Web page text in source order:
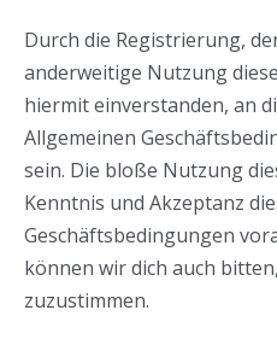
Durch die Registrierung,
anderweitige Nutzung
hiermit einverstanden, an
Allgemeinen
sein. Die bloße Nutzung
Kenntnis und Akzeptanz
Geschäftsbedingungen
können wir dich auch
zuzustimmen.